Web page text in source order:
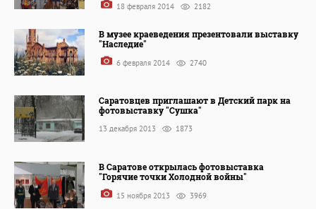
18 февраля 2014 2182
В музее краеведения презентовали выставку
"Наследие"
6 февраля 2014 2740
Саратовцев приглашают в Детский парк на
фотовыставку "Сушка"
13 декабря 2013 1873
В Саратове открылась фотовыставка
"Горячие точки Холодной войны"
15 ноября 2013 3969